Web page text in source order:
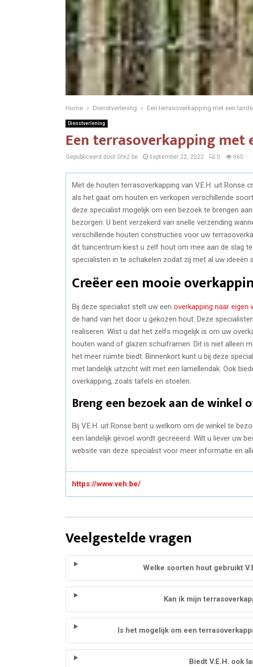
Home Dienstverlening Een terrasoverkapping met een
Dienstverlening
Een terrasoverkapping
Gepubliceerd door Gte2.be september 22, 2022 0 660
Met de houten terrasoverkapping van V.E.H. uit Ronse
als het gaat om houten en verkopen verschillende
deze specialist mogelijk om een bezoek te brengen
bezorgen. U bent verzekerd van snelle verzending
verschillende houten constructies voor uw
dit tuincentrum kiest u zelf hout om mee aan de slag
specialisten in te schakelen zodat zij met al uw ideeën
Creëer een mooie
Bij deze specialist stelt uw een overkapping naar eigen
de hand van het door u gekozen hout. Deze
realiseren. Wist u dat het zelfs mogelijk is om uw
houten wand of glazen schuiframen. Dit is niet alleen
het meer ruimte biedt. Binnenkort kunt u bij deze
met landelijk uitzicht wilt met een lamellendak. Ook
overkapping, zoals tafels en stoelen.
Breng een bezoek aan de
Bij V.E.H. uit Ronse bent u welkom om de winkel te
een landelijk gevoel wordt gecreëerd. Wilt u liever uw
website van deze specialist voor meer informatie en
https://www.veh.be/
Veelgestelde vragen
Welke soorten hout gebruikt
Kan ik mijn
Is het mogelijk om een
Biedt V.E.H. ook